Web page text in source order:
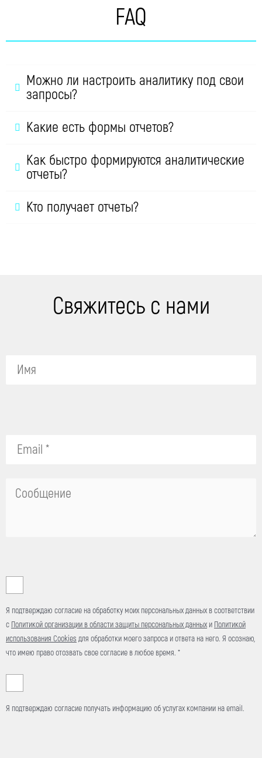
FAQ
Можно ли настроить аналитику под свои
запросы?
Какие есть формы отчетов?
Как быстро формируются аналитические
отчеты?
Кто получает отчеты?
Свяжитесь с нами
this
field
Я подтверждаю согласие на обработку моих персональных данных в соответствии
с Политикой организации в области защиты персональных данных и Политикой
использования Cookies для обработки моего запроса и ответа на него. Я осознаю,
что имею право отозвать свое согласие в любое время. *
Я подтверждаю согласие получать информацию об услугах компании на email.